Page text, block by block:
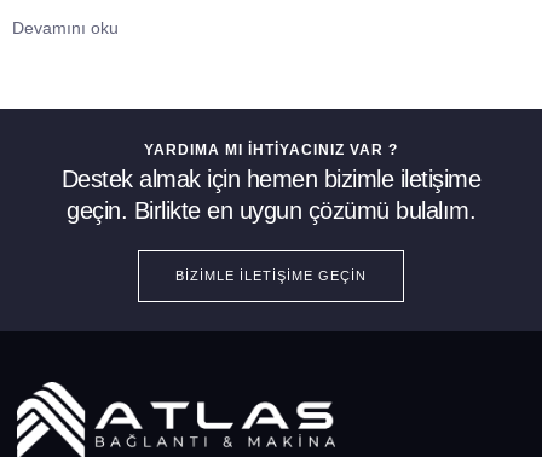
Devamını oku
YARDIMA MI İHTIYACINIZ VAR ?
Destek almak için hemen bizimle iletişime
geçin. Birlikte en uygun çözümü bulalım.
BIZIMLE İLETIŞIME GEÇIN